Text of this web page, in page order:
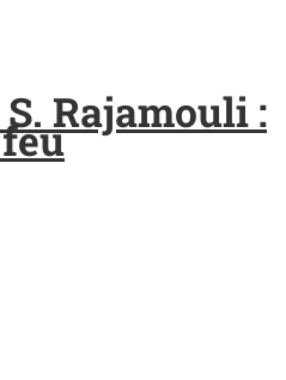
S. Rajamouli :